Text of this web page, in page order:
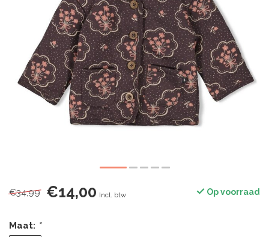
€34,99 €14,00 Incl. btw Op voorraad
Maat: *